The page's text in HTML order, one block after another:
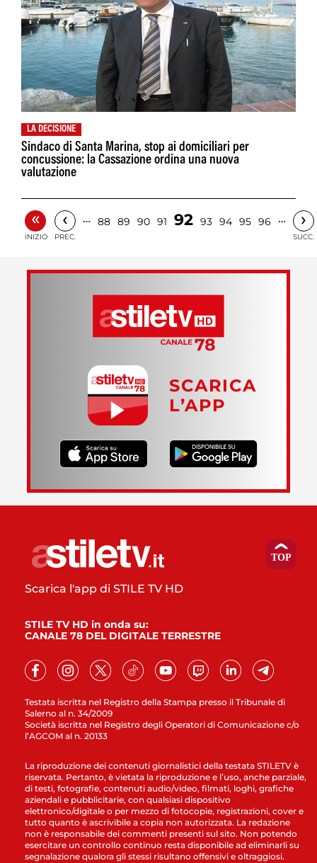
LA DECISIONE
Sindaco di Santa Marina, stop ai domiciliari per
concussione: la Cassazione ordina una nuova
valutazione
«
INIZIO
‹
PREC.
… 88 89 90 91 92 93 94 95 96 … ›
SUCC.
SCARICA
L’APP
Testata iscritta nel Registro della Stampa presso il Tribunale di
Salerno al n. 34/2009
Società iscritta nel Registro degli Operatori di Comunicazione c/o
l’AGCOM al n. 20133
Scarica l'app di STILE TV HD
STILE TV HD in onda su:
CANALE 78 DEL DIGITALE TERRESTRE
La riproduzione dei contenuti giornalistici della testata STILETV è
riservata. Pertanto, è vietata la riproduzione e l’uso, anche parziale,
di testi, fotografie, contenuti audio/video, filmati, loghi, grafiche
aziendali e pubblicitarie, con qualsiasi dispositivo
elettronico/digitale o per mezzo di fotocopie, registrazioni, cover e
tutto quanto è ascrivibile a copia non autorizzata. La redazione
non è responsabile dei commenti presenti sul sito. Non potendo
esercitare un controllo continuo resta disponibile ad eliminarli su
segnalazione qualora gli stessi risultano offensivi e oltraggiosi.